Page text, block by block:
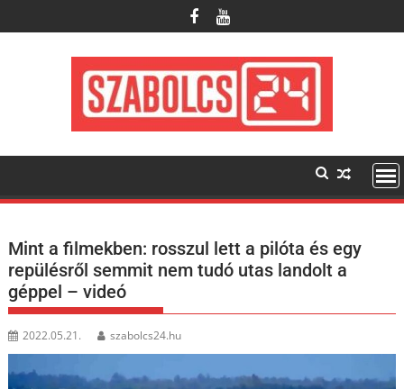
to
Mint a filmekben: rosszul lett a pilóta és egy
repülésről semmit nem tudó utas landolt a
géppel – videó
2022.05.21. szabolcs24.hu